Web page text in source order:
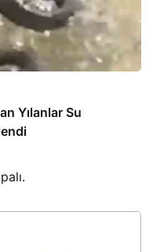
Yılanlar Su